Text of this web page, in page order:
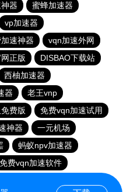
器
蜜蜂加速器
vp加速器
速神器
vqn加速外网
正版
DISBAO下载站
西柚加速器
器
老王vnp
费版
免费vqn加速试用
神器
一元机场
蚂蚁npv加速器
免费vqn加速软件